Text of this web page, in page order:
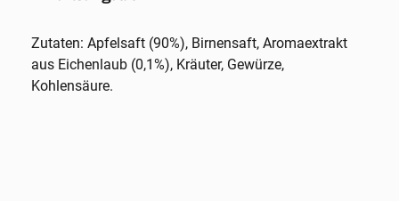
Zutaten: Apfelsaft (90%), Birnensaft, Aromaextrakt
aus Eichenlaub (0,1%), Kräuter, Gewürze,
Kohlensäure.